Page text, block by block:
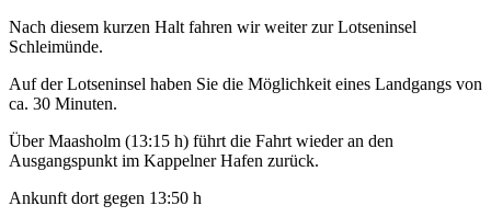
Nach diesem kurzen Halt fahren wir weiter zur Lotseninsel
Schleimünde.
Auf der Lotseninsel haben Sie die Möglichkeit eines Landgangs von
ca. 30 Minuten.
Über Maasholm (13:15 h) führt die Fahrt wieder an den
Ausgangspunkt im Kappelner Hafen zurück.
Ankunft dort gegen 13:50 h